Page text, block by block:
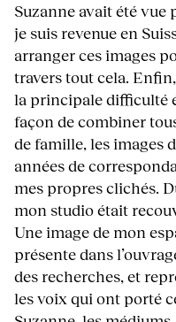
Suzanne avait été vue
je suis revenue en
arranger ces images
travers tout cela.
la principale difficulté
façon de combiner
de famille, les images
années de
mes propres clichés.
mon studio était
Une image de mon
présente dans
des recherches, et
les voix qui ont porté